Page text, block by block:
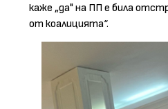
каже „да" на ПП е била
от коалицията“.